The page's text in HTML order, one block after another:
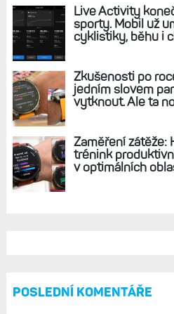
REKLAMA
Hodinky Enduro 4